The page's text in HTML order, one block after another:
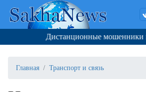
Дистанционные мошенники
Главная Транспорт и связь